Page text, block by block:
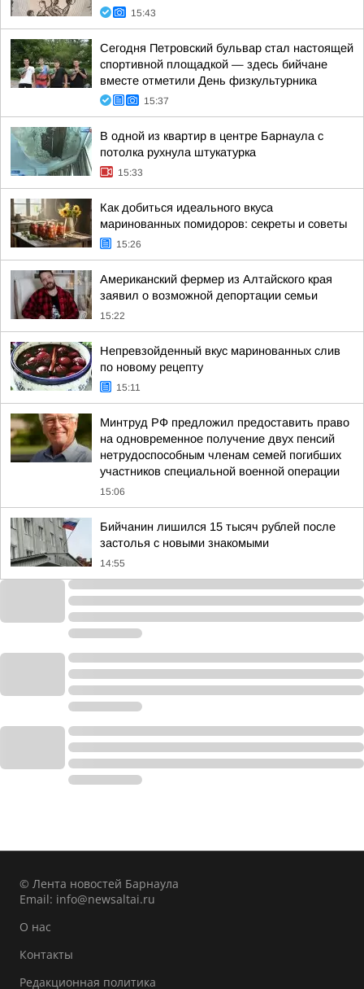
15:43
Сегодня Петровский бульвар стал настоящей
спортивной площадкой — здесь бийчане
вместе отметили День физкультурника
15:37
В одной из квартир в центре Барнаула с
потолка рухнула штукатурка
15:33
Как добиться идеального вкуса
маринованных помидоров: секреты и советы
15:26
Американский фермер из Алтайского края
заявил о возможной депортации семьи
15:22
Непревзойденный вкус маринованных слив
по новому рецепту
15:11
Минтруд РФ предложил предоставить право
на одновременное получение двух пенсий
нетрудоспособным членам семей погибших
участников специальной военной операции
15:06
Бийчанин лишился 15 тысяч рублей после
застолья с новыми знакомыми
14:55
© Лента новостей Барнаула
Email: info@newsaltai.ru
О нас
Контакты
Редакционная политика